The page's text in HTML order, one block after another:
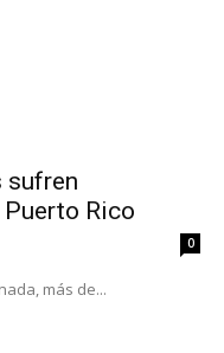
sufren
Rico
0
más de...